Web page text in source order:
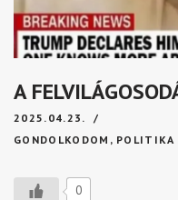
A
2025.04.23.
GONDOLKODOM , POLITIKA
0